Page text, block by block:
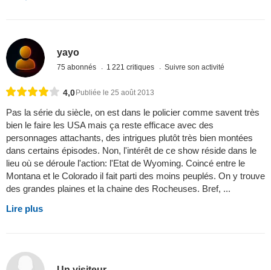
yayo
75 abonnés 1 221 critiques Suivre son activité
4,0Publiée le 25 août 2013
Pas la série du siècle, on est dans le policier comme savent très
bien le faire les USA mais ça reste efficace avec des
personnages attachants, des intrigues plutôt très bien montées
dans certains épisodes. Non, l'intérêt de ce show réside dans le
lieu où se déroule l'action: l'Etat de Wyoming. Coincé entre le
Montana et le Colorado il fait parti des moins peuplés. On y trouve
des grandes plaines et la chaine des Rocheuses. Bref, ...
Lire plus